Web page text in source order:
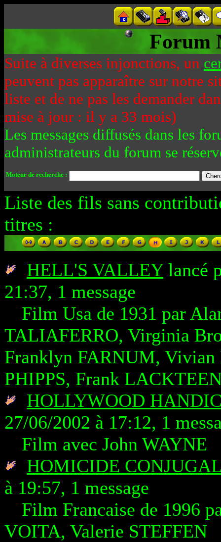
Forum
Suite à diverses injonctions, un
peuvent pas apparaître sur notre
liste et de ne pas les demander
mise à jour : il y a 33 mois)
Les messages diffusés dans les
administrateurs du forum se
Moteur de recherche :
Liste des fils sans
titres :
HELL'S VALLEYlancé
21:37, 1 message
Film Usa de 1931 par
TALIAFERRO, Virginia
Franklyn FARNUM,
PHIPPS, Frank
HOLLYWOOD
27/06/2002 à 17:12, 1
Film avec John WAYNE
HOMICIDE
à 19:57, 1 message
Film Francaise de 1996
VOITA, Valerie STEFFEN